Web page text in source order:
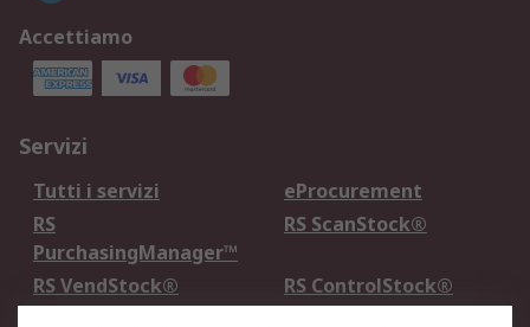
Accettiamo
Servizi
Tutti i servizi
eProcurement
RS
PurchasingManager™
RS ScanStock®
RS VendStock®
RS ControlStock®